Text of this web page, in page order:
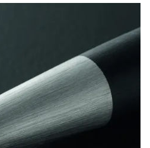
les pays et les langues
les pays et les langues